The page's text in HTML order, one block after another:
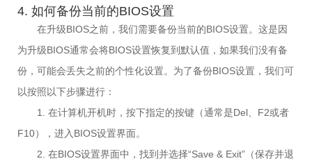
4. 如何备份当前的BIOS设置
在升级BIOS之前，我们需要备份当前的BIOS设置。这是因
为升级BIOS通常会将BIOS设置恢复到默认值，如果我们没有备
份，可能会丢失之前的个性化设置。为了备份BIOS设置，我们可
以按照以下步骤进行：
1. 在计算机开机时，按下指定的按键（通常是Del、F2或者
F10），进入BIOS设置界面。
2. 在BIOS设置界面中，找到并选择“Save & Exit”（保存并退